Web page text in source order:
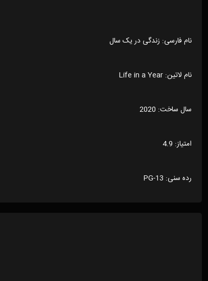
نام فارسی: زندگی در یک سال
نام لاتین: Life in a Year
سال ساخت: 2020
امتیاز: 4.9
رده سنی: PG-13